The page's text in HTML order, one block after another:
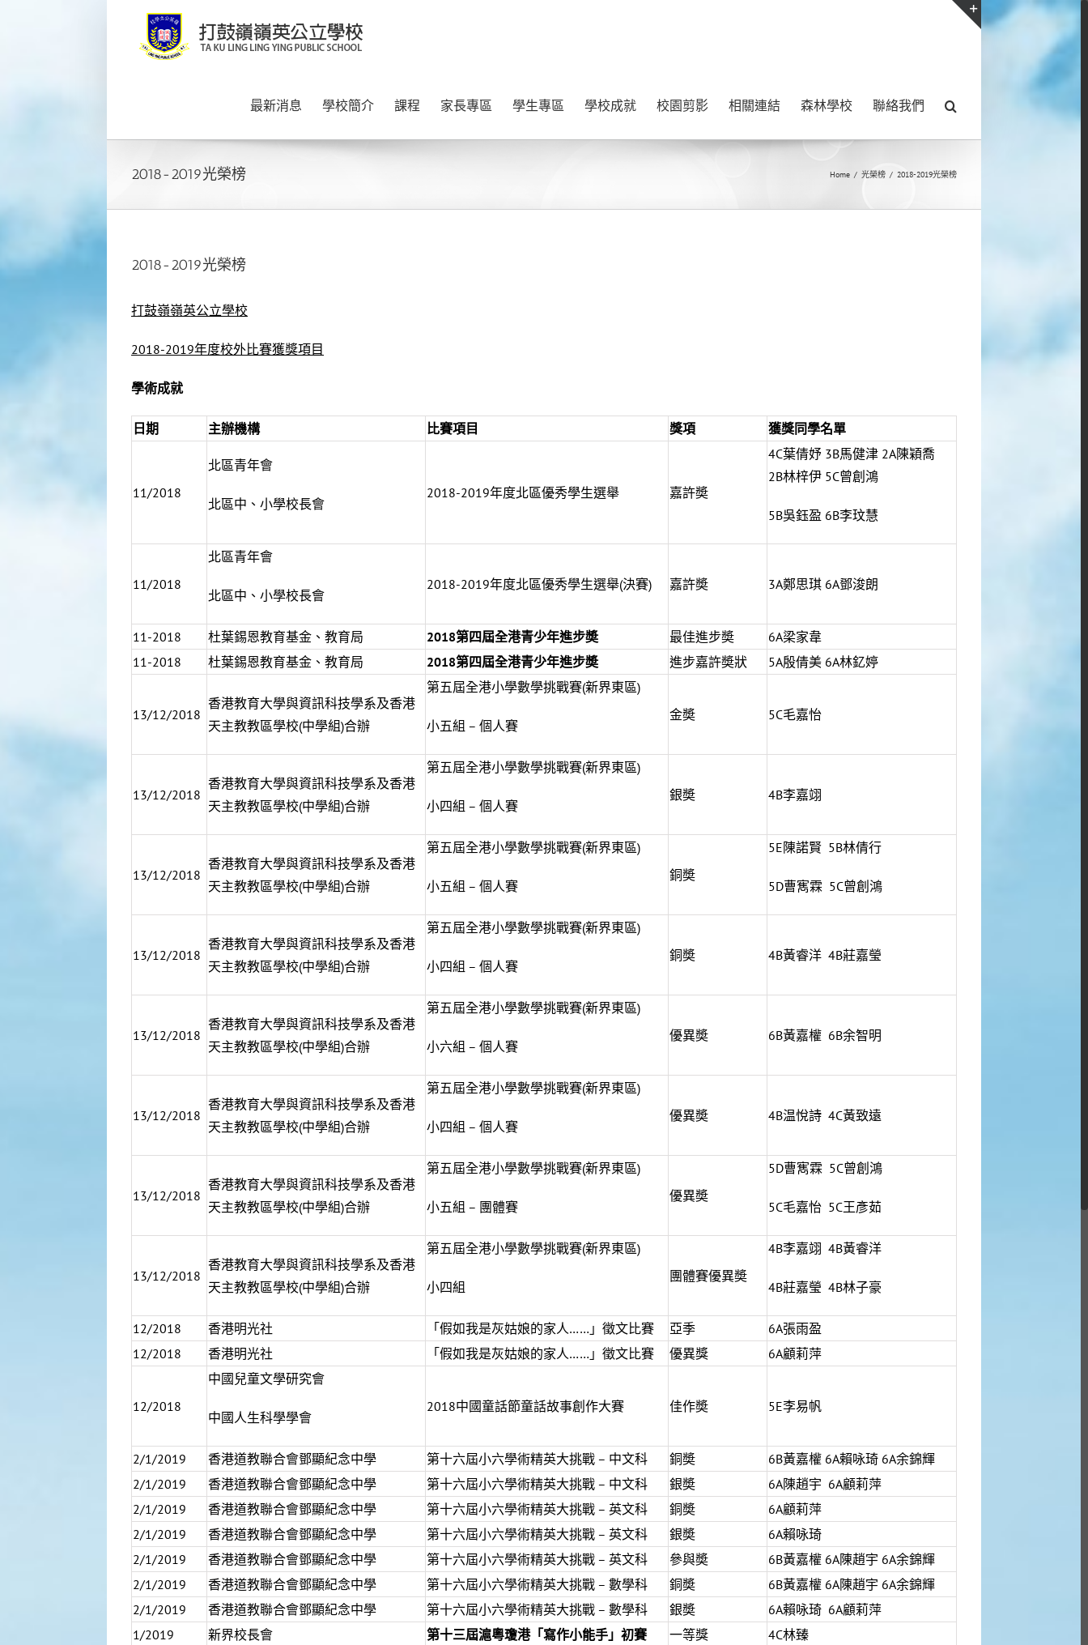
最新消息 學校簡介 課程 家長專區 學生專區 學校成就 校園剪影 相關連結 森林學校 聯絡我們
2018-2019光榮榜 Home / 光榮榜 / 2018-2019光榮榜
2018-2019光榮榜
打鼓嶺嶺英公立學校
2018-2019年度校外比賽獲獎項目
學術成就
日期 主辦機構 比賽項目 獎項 獲獎同學名單
11/2018
北區青年會
北區中、小學校長會
2018-2019年度北區優秀學生選舉 嘉許奬
4C葉倩妤 3B馬健津 2A陳穎喬
2B林梓伊 5C曾創鴻
5B吳鈺盈 6B李玟慧
11/2018
北區青年會
北區中、小學校長會
2018-2019年度北區優秀學生選舉(決賽) 嘉許奬 3A鄭思琪 6A鄧浚朗
11-2018 杜葉錫恩教育基金、教育局 2018第四屆全港青少年進步奬 最佳進步奬
6A梁家韋
11-2018
杜葉錫恩教育基金、教育局 2018第四屆全港青少年進步奬 進步嘉許奬狀 5A殷倩美 6A林釔婷
13/12/2018
香港教育大學與資訊科技學系及香港
天主教教區學校(中學組)合辦
第五屆全港小學數學挑戰賽(新界東區)
小五組 – 個人賽
金奬 5C毛嘉怡
13/12/2018
香港教育大學與資訊科技學系及香港
天主教教區學校(中學組)合辦
第五屆全港小學數學挑戰賽(新界東區)
小四組 – 個人賽
銀奬 4B李嘉翊
13/12/2018
香港教育大學與資訊科技學系及香港
天主教教區學校(中學組)合辦
第五屆全港小學數學挑戰賽(新界東區)
小五組 – 個人賽
銅奬
5E陳諾賢 5B林倩行
5D曹寯霖 5C曾創鴻
13/12/2018
香港教育大學與資訊科技學系及香港
天主教教區學校(中學組)合辦
第五屆全港小學數學挑戰賽(新界東區)
小四組 – 個人賽
銅奬 4B黃睿洋 4B莊嘉瑩
13/12/2018
香港教育大學與資訊科技學系及香港
天主教教區學校(中學組)合辦
第五屆全港小學數學挑戰賽(新界東區)
小六組 – 個人賽
優異奬 6B黃嘉權 6B余智明
13/12/2018
香港教育大學與資訊科技學系及香港
天主教教區學校(中學組)合辦
第五屆全港小學數學挑戰賽(新界東區)
小四組 – 個人賽
優異奬 4B温悅詩 4C黃致遠
13/12/2018
香港教育大學與資訊科技學系及香港
天主教教區學校(中學組)合辦
第五屆全港小學數學挑戰賽(新界東區)
小五組 – 團體賽
優異奬
5D曹寯霖 5C曾創鴻
5C毛嘉怡 5C王彥茹
13/12/2018
香港教育大學與資訊科技學系及香港
天主教教區學校(中學組)合辦
第五屆全港小學數學挑戰賽(新界東區)
小四組
團體賽優異奬
4B李嘉翊 4B黃睿洋
4B莊嘉瑩 4B林子豪
12/2018 香港明光社 「假如我是灰姑娘的家人……」徵文比賽 亞季
6A張雨盈
12/2018
香港明光社 「假如我是灰姑娘的家人……」徵文比賽 優異獎 6A顧莉萍
12/2018
中國兒童文學研究會
中國人生科學學會
2018中國童話節童話故事創作大賽 佳作奬 5E李易帆
2/1/2019 香港道教聯合會鄧顯紀念中學 第十六屆小六學術精英大挑戰 – 中文科 銅奬
6B黃嘉權 6A賴咏琦 6A余錦輝
2/1/2019
香港道教聯合會鄧顯紀念中學 第十六屆小六學術精英大挑戰 – 中文科 銀奬
6A陳趙宇 6A顧莉萍
2/1/2019
香港道教聯合會鄧顯紀念中學 第十六屆小六學術精英大挑戰 – 英文科 銅奬
6A顧莉萍
2/1/2019
香港道教聯合會鄧顯紀念中學 第十六屆小六學術精英大挑戰 – 英文科 銀奬
6A賴咏琦
2/1/2019
香港道教聯合會鄧顯紀念中學 第十六屆小六學術精英大挑戰 – 英文科 參與奬
6B黃嘉權 6A陳趙宇 6A余錦輝
2/1/2019
香港道教聯合會鄧顯紀念中學 第十六屆小六學術精英大挑戰 – 數學科 銅奬
6B黃嘉權 6A陳趙宇 6A余錦輝
2/1/2019
香港道教聯合會鄧顯紀念中學 第十六屆小六學術精英大挑戰 – 數學科 銀奬
6A賴咏琦 6A顧莉萍
1/2019
新界校長會 第十三屆滬粵瓊港「寫作小能手」初賽 一等獎 4C林臻